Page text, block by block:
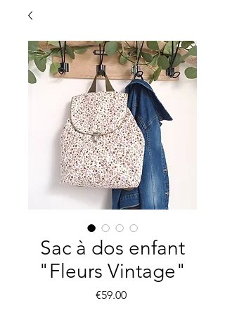
Sac à dos enfant
"Fleurs Vintage"
€59.00Price